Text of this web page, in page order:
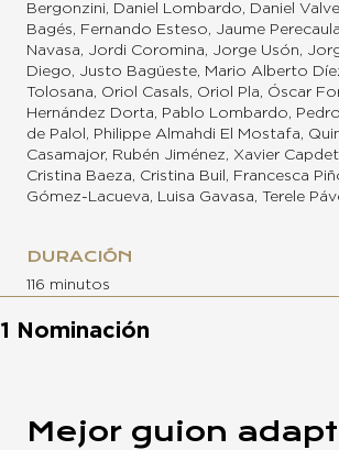
Bergonzini, Daniel Lombardo, Daniel
Bagés, Fernando Esteso, Jaume
Navasa, Jordi Coromina, Jorge Usón,
Diego, Justo Bagüeste, Mario Alberto
Tolosana, Oriol Casals, Oriol Pla, Óscar
Hernández Dorta, Pablo Lombardo,
de Palol, Philippe Almahdi El Mostafa,
Casamajor, Rubén Jiménez, Xavier
Cristina Baeza, Cristina Buil, Francesca
Gómez-Lacueva, Luisa Gavasa, Terele
DURACIÓN
116 minutos
1 Nominación
Mejor guion